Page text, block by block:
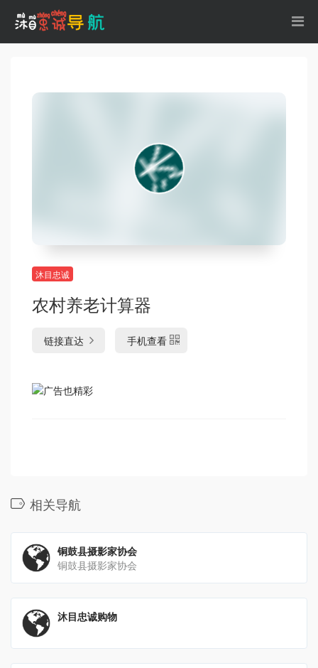
沐目忠诚
农村养老计算器
链接直达 手机查看
相关导航
铜鼓县摄影家协会
铜鼓县摄影家协会
沐目忠诚购物